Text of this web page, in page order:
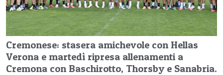
Cremonese: stasera amichevole con Hellas
Verona e martedì ripresa allenamenti a
Cremona con Baschirotto, Thorsby e Sanabria.